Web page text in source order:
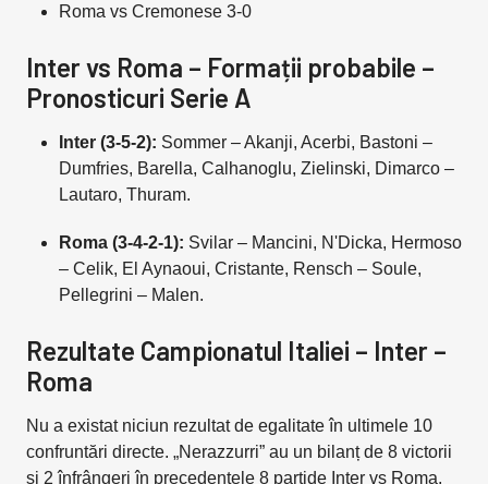
Roma vs Cremonese 3-0
Inter vs Roma – Formații probabile –
Pronosticuri Serie A
Inter (3-5-2): Sommer – Akanji, Acerbi, Bastoni –
Dumfries, Barella, Calhanoglu, Zielinski, Dimarco –
Lautaro, Thuram.
Roma (3-4-2-1): Svilar – Mancini, N'Dicka, Hermoso
– Celik, El Aynaoui, Cristante, Rensch – Soule,
Pellegrini – Malen.
Rezultate Campionatul Italiei – Inter –
Roma
Nu a existat niciun rezultat de egalitate în ultimele 10
confruntări directe. „Nerazzurri” au un bilanț de 8 victorii
și 2 înfrângeri în precedentele 8 partide Inter vs Roma.